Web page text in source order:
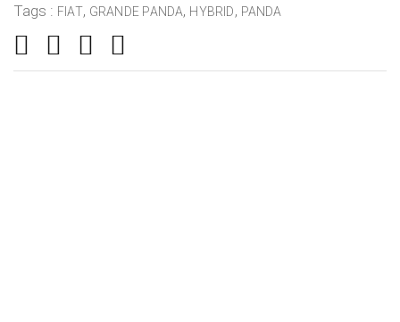
Tags : FIAT, GRANDE PANDA, HYBRID, PANDA